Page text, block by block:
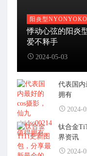
阳炎型NYONYOKO
悸动心弦的阳炎
爱不释手
2024-05-03
代表国内
拥有
2024-
钛合金
界资讯
2024-